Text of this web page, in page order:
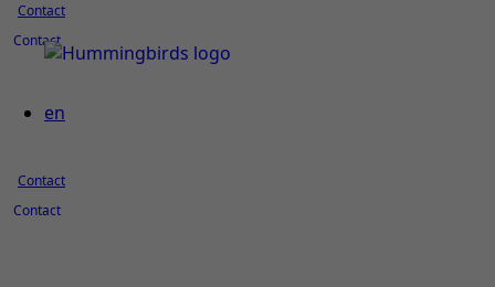
Contact
Contact
en
Contact
Contact